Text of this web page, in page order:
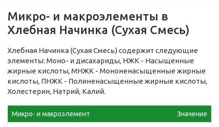
Микро- и макроэлементы в
Хлебная Начинка (Сухая Смесь)
Хлебная Начинка (Сухая Смесь) содержит следующие
элементы: Моно- и дисахариды, НЖК - Насыщенные
жирные кислоты, МНЖК - Мононенасыщенные жирные
кислоты, ПНЖК - Полиненасыщенные жирные кислоты,
Холестерин, Натрий, Калий.
Микро- и макроэлемент Значение